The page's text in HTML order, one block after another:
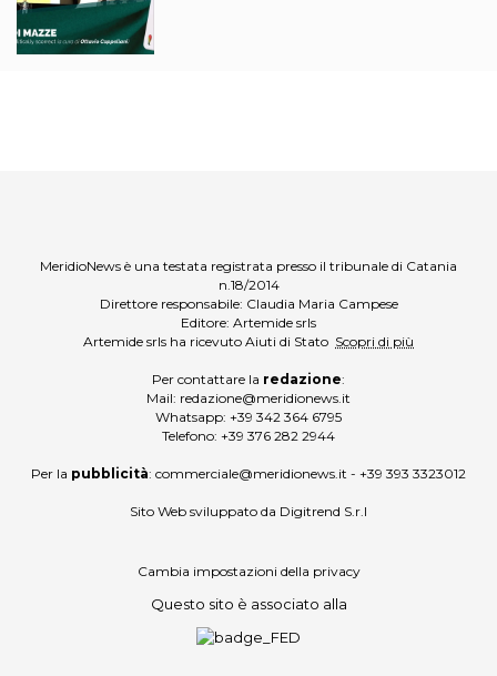
MeridioNews è una testata registrata presso il tribunale di Catania
n.18/2014
Direttore responsabile: Claudia Maria Campese
Editore: Artemide srls
Artemide srls ha ricevuto Aiuti di Stato Scopri di più
Per contattare la redazione:
Mail: redazione@meridionews.it
Whatsapp: +39 342 364 6795
Telefono: +39 376 282 2944
Per la pubblicità: commerciale@meridionews.it - +39 393 3323012
Sito Web sviluppato da Digitrend S.r.l
Cambia impostazioni della privacy
Questo sito è associato alla